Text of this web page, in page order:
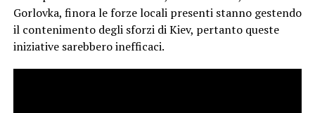
Gorlovka, finora le forze locali presenti stanno gestendo
il contenimento degli sforzi di Kiev, pertanto queste
iniziative sarebbero inefficaci.